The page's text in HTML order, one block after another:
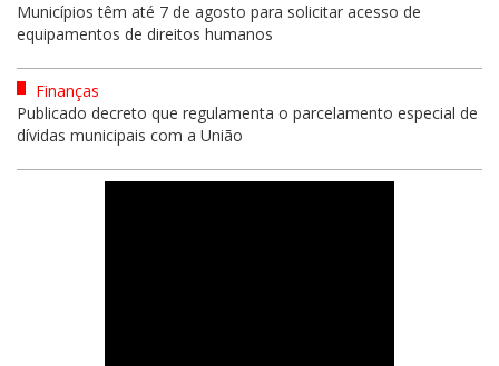
Municípios têm até 7 de agosto para solicitar acesso de
equipamentos de direitos humanos
Finanças
Publicado decreto que regulamenta o parcelamento especial de
dívidas municipais com a União